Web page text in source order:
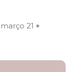
março 21